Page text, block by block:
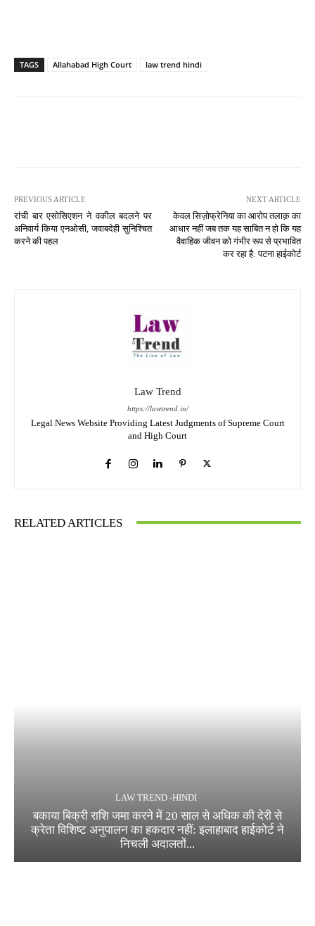
TAGS Allahabad High Court law trend hindi
PREVIOUS ARTICLE
रांची बार एसोसिएशन ने वकील बदलने पर
अनिवार्य किया एनओसी, जवाबदेही सुनिश्चित
करने की पहल
NEXT ARTICLE
केवल सिज़ोफ्रेनिया का आरोप तलाक़ का
आधार नहीं जब तक यह साबित न हो कि यह
वैवाहिक जीवन को गंभीर रूप से प्रभावित
कर रहा है: पटना हाईकोर्ट
Law Trend
https://lawtrend.in/
Legal News Website Providing Latest Judgments of Supreme Court
and High Court
RELATED ARTICLES
LAW TREND -HINDI
बकाया बिक्री राशि जमा करने में 20 साल से अधिक की देरी से
क्रेता विशिष्ट अनुपालन का हकदार नहीं: इलाहाबाद हाईकोर्ट ने
निचली अदालतों...